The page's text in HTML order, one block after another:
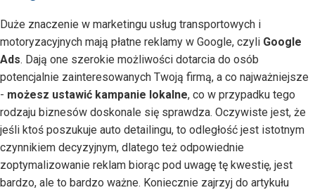
Duże znaczenie w marketingu usług transportowych i
motoryzacyjnych mają płatne reklamy w Google, czyli Google
Ads. Dają one szerokie możliwości dotarcia do osób
potencjalnie zainteresowanych Twoją firmą, a co najważniejsze
- możesz ustawić kampanie lokalne, co w przypadku tego
rodzaju biznesów doskonale się sprawdza. Oczywiste jest, że
jeśli ktoś poszukuje auto detailingu, to odległość jest istotnym
czynnikiem decyzyjnym, dlatego też odpowiednie
zoptymalizowanie reklam biorąc pod uwagę tę kwestię, jest
bardzo, ale to bardzo ważne. Koniecznie zajrzyj do artykułu